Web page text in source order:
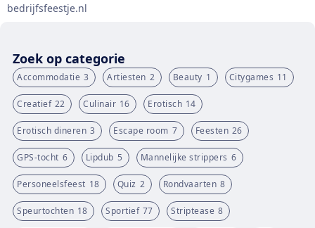
bedrijfsfeestje.nl
Zoek op categorie
Accommodatie 3 Artiesten 2 Beauty 1 Citygames 11
Creatief 22 Culinair 16 Erotisch 14
Erotisch dineren 3 Escape room 7 Feesten 26
GPS-tocht 6 Lipdub 5 Mannelijke strippers 6
Personeelsfeest 18 Quiz 2 Rondvaarten 8
Speurtochten 18 Sportief 77 Striptease 8